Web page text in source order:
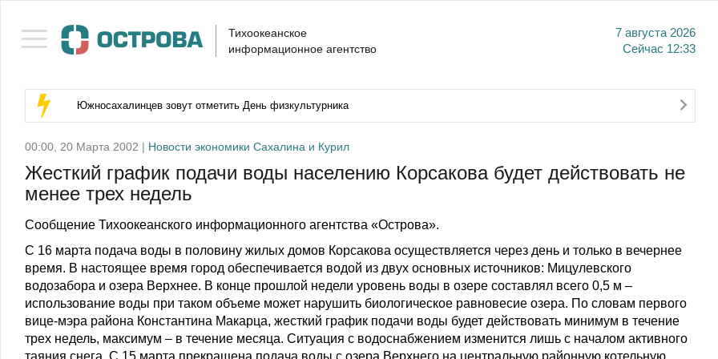
Тихоокеанское
информационное агентство
7 августа 2026
Сейчас 12:33
Южносахалинцев зовут отметить День физкультурника
00:00, 20 Марта 2002 | Новости экономики Сахалина и Курил
Жесткий график подачи воды населению Корсакова будет действовать не
менее трех недель
Сообщение Тихоокеанского информационного агентства «Острова».
С 16 марта подача воды в половину жилых домов Корсакова осуществляется через день и только в вечернее
время. В настоящее время город обеспечивается водой из двух основных источников: Мицулевского
водозабора и озера Верхнее. В конце прошлой недели уровень воды в озере составлял всего 0,5 м –
использование воды при таком объеме может нарушить биологическое равновесие озера. По словам первого
вице-мэра района Константина Макарца, жесткий график подачи воды будет действовать минимум в течение
трех недель, максимум – в течение месяца. Ситуация с водоснабжением изменится лишь с началом активного
таяния снега. С 15 марта прекращена подача воды с озера Верхнего на центральную районную котельную.